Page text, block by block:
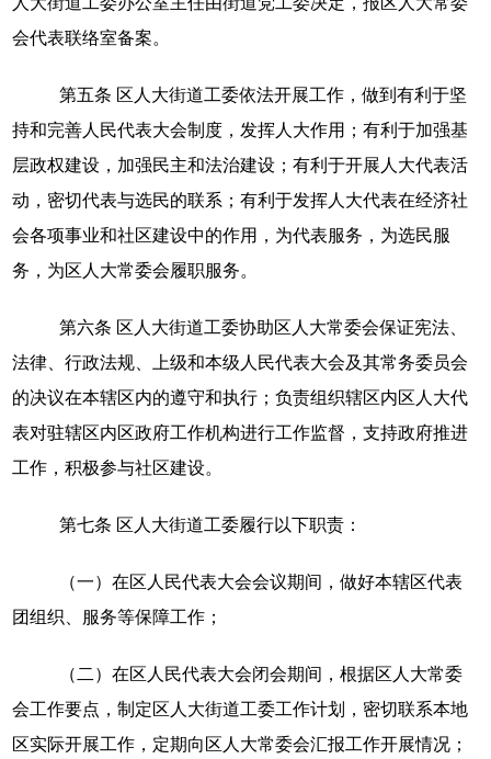
会代表联络室备案。
第五条 区人大街道工委依法开展工作，做到有利于坚
持和完善人民代表大会制度，发挥人大作用；有利于加强基
层政权建设，加强民主和法治建设；有利于开展人大代表活
动，密切代表与选民的联系；有利于发挥人大代表在经济社
会各项事业和社区建设中的作用，为代表服务，为选民服
务，为区人大常委会履职服务。
第六条 区人大街道工委协助区人大常委会保证宪法、
法律、行政法规、上级和本级人民代表大会及其常务委员会
的决议在本辖区内的遵守和执行；负责组织辖区内区人大代
表对驻辖区内区政府工作机构进行工作监督，支持政府推进
工作，积极参与社区建设。
第七条 区人大街道工委履行以下职责：
（一）在区人民代表大会会议期间，做好本辖区代表
团组织、服务等保障工作；
（二）在区人民代表大会闭会期间，根据区人大常委
会工作要点，制定区人大街道工委工作计划，密切联系本地
区实际开展工作，定期向区人大常委会汇报工作开展情况；